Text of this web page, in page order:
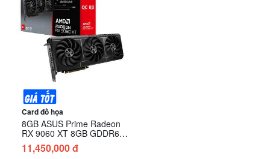
Card đồ họa
8GB ASUS Prime Radeon
RX 9060 XT 8GB GDDR6
OC Edition (PRIME-
RX9060XT-O8G)
11,450,000 đ